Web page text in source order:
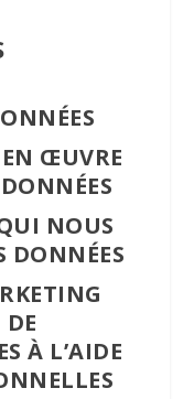
EN ŒUVRE
NOUS
DONNÉES
À L’AIDE